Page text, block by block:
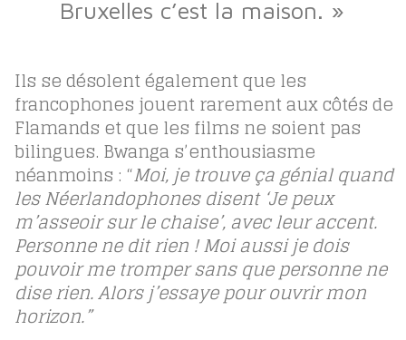
Bruxelles c’est la maison. »
Ils se désolent également que les
francophones jouent rarement aux côtés de
Flamands et que les films ne soient pas
bilingues. Bwanga s’enthousiasme
néanmoins : “Moi, je trouve ça génial quand
les Néerlandophones disent ‘Je peux
m’asseoir sur le chaise’, avec leur accent.
Personne ne dit rien ! Moi aussi je dois
pouvoir me tromper sans que personne ne
dise rien. Alors j’essaye pour ouvrir mon
horizon.”